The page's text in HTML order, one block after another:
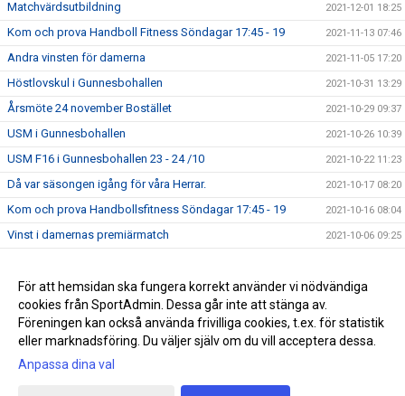
Matchvärdsutbildning 2021-12-01 18:25
Kom och prova Handboll Fitness Söndagar 17:45 - 19 2021-11-13 07:46
Andra vinsten för damerna 2021-11-05 17:20
Höstlovskul i Gunnesbohallen 2021-10-31 13:29
Årsmöte 24 november Bostället 2021-10-29 09:37
USM i Gunnesbohallen 2021-10-26 10:39
USM F16 i Gunnesbohallen 23 - 24 /10 2021-10-22 11:23
Då var säsongen igång för våra Herrar. 2021-10-17 08:20
Kom och prova Handbollsfitness Söndagar 17:45 - 19 2021-10-16 08:04
Vinst i damernas premiärmatch 2021-10-06 09:25
Succe för Handbollens Dag 2021-09-20 07:06
Söndagskvällar med beachhandboll 2021-08-19 16:26
Gå till Webbversion
För att hemsidan ska fungera korrekt använder vi nödvändiga
cookies från SportAdmin. Dessa går inte att stänga av.
Föreningen kan också använda frivilliga cookies, t.ex. för statistik
eller marknadsföring. Du väljer själv om du vill acceptera dessa.
Anpassa dina val